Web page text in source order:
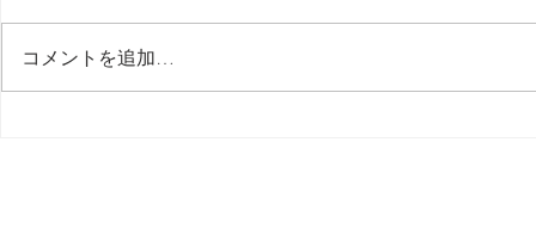
最後の日記です
コメントを追加…